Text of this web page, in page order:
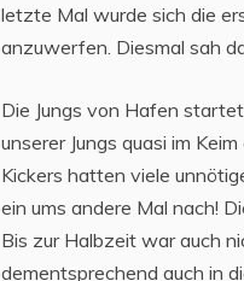
letzte Mal wurde sich die
anzuwerfen. Diesmal sah
Die Jungs von Hafen
unserer Jungs quasi im
Kickers hatten viele
ein ums andere Mal nach!
Bis zur Halbzeit war auch
dementsprechend auch in